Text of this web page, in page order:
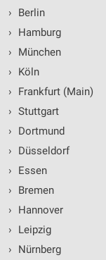
›
Berlin
›
Hamburg
›
München
›
Köln
›
Frankfurt (Main)
› Stuttgart
›
Dortmund
›
Düsseldorf
›
Essen
›
Bremen
›
Hannover
›
Leipzig
›
Nürnberg